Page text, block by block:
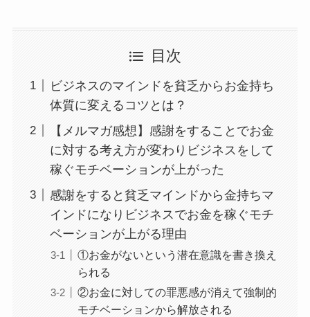
目次
ビジネスのマインドを貧乏からお金持ち
体質に変えるコツとは？
【メルマガ感想】感謝をすることでお金
に対する考え方が変わりビジネスをして
稼ぐモチベーションが上がった
感謝をすると貧乏マインドから金持ちマ
インドになりビジネスでお金を稼ぐモチ
ベーションが上がる理由
①お金がないという潜在意識を書き換え
られる
②お金に対しての罪悪感が消えて強制的
モチベーションから解放される